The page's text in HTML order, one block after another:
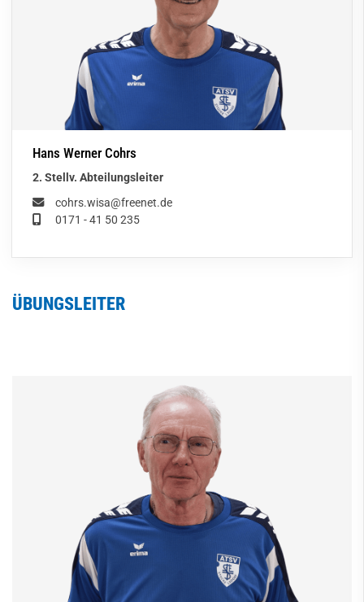
Hans Werner Cohrs
2. Stellv. Abteilungsleiter
cohrs.wisa@freenet.de
0171 - 41 50 235
ÜBUNGSLEITER